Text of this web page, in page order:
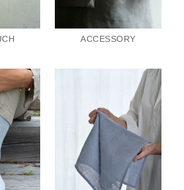
ACCESSORY